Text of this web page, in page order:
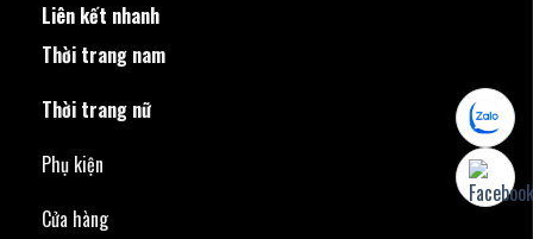
Liên kết nhanh
Thời trang nam
Thời trang nữ
Phụ kiện
Cửa hàng